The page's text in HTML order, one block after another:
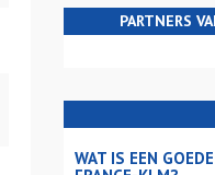
PARTNERS
WAT IS EEN